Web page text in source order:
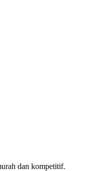
dan kompetitif.